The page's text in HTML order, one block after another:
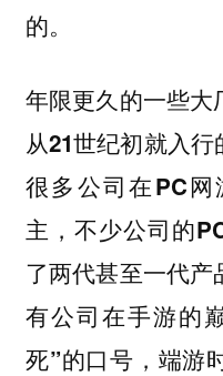
的。
年限更久的一些大
从21世纪初就入行
很多公司在PC
主，不少公司的
了两代甚至一代
有公司在手游的
死”的口号，端游